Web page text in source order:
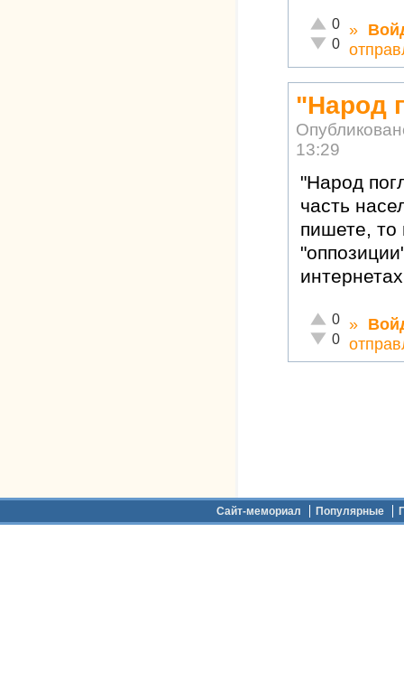
Отлично!
0
Неадекватно!
0
»
"Народ
13:29
"Народ
часть
пишете, то
Отлично!
0
Неадекватно!
0
»
Сайт-мемориал Популярные